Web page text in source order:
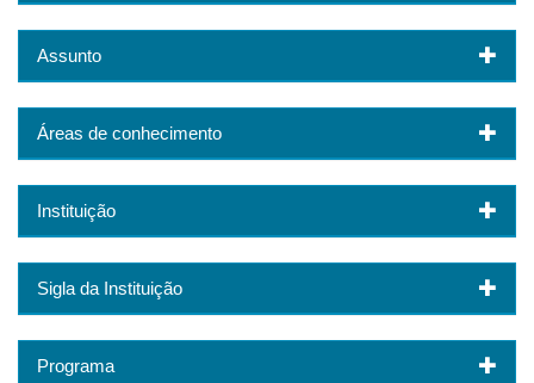
Assunto
Áreas de conhecimento
Instituição
Sigla da Instituição
Programa